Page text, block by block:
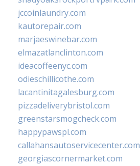
jccoinlaundry.com
kautorepair.com
marjaeswinebar.com
elmazatlanclinton.com
ideacoffeenyc.com
odieschillicothe.com
lacantinitagalesburg.com
pizzadeliverybristol.com
greenstarsmogcheck.com
happypawspl.com
callahansautoservicecenter.com
georgiascornermarket.com